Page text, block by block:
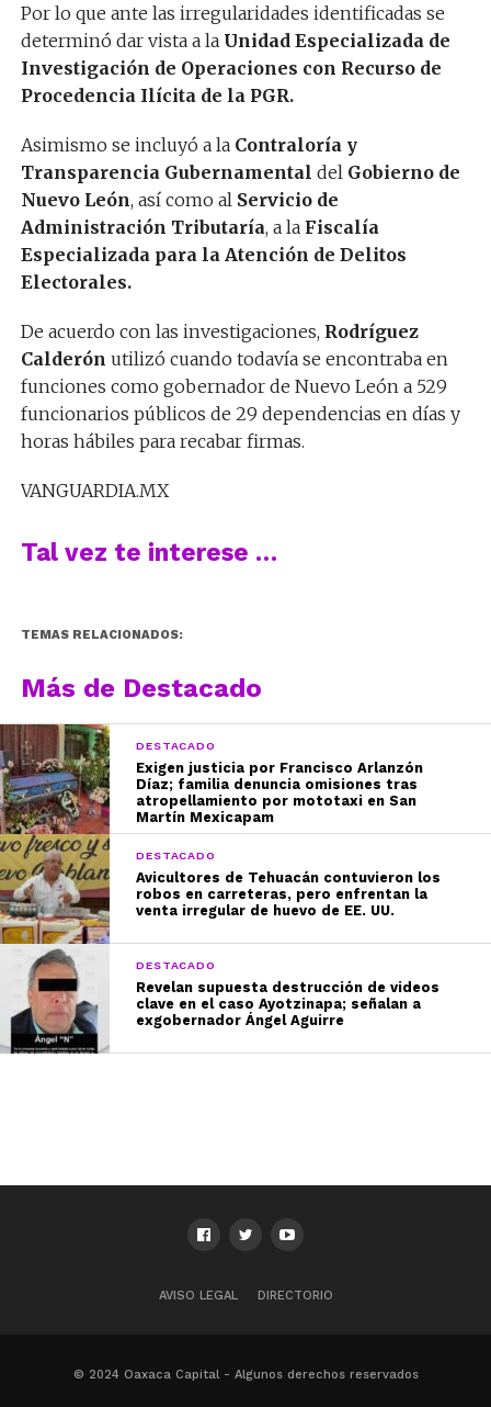
Por lo que ante las irregularidades identificadas se
determinó dar vista a la Unidad Especializada de
Investigación de Operaciones con Recurso de
Procedencia Ilícita de la PGR.
Asimismo se incluyó a la Contraloría y
Transparencia Gubernamental del Gobierno de
Nuevo León, así como alServicio de
Administración Tributaría, a laFiscalía
Especializada para la Atención de Delitos
Electorales.
De acuerdo con las investigaciones, Rodríguez
Calderón utilizó cuando todavía se encontraba en
funciones como gobernador de Nuevo León a 529
funcionarios públicos de 29 dependencias en días y
horas hábiles para recabar firmas.
VANGUARDIA.MX
Tal vez te interese …
TEMAS RELACIONADOS:
Más de Destacado
DESTACADO
Exigen justicia por Francisco Arlanzón
Díaz; familia denuncia omisiones tras
atropellamiento por mototaxi en San
Martín Mexicapam
DESTACADO
Avicultores de Tehuacán contuvieron los
robos en carreteras, pero enfrentan la
venta irregular de huevo de EE. UU.
DESTACADO
Revelan supuesta destrucción de videos
clave en el caso Ayotzinapa; señalan a
exgobernador Ángel Aguirre
AVISO LEGAL DIRECTORIO
© 2024 Oaxaca Capital - Algunos derechos reservados